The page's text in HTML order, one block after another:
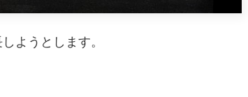
ようとします。